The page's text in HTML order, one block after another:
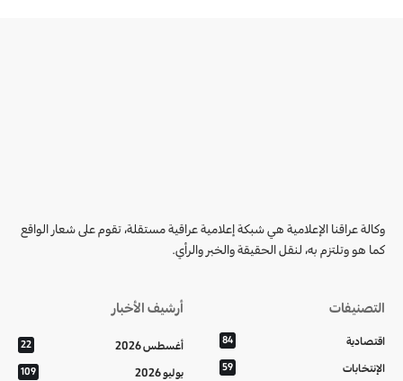
وكالة عراقنا الإعلامية هي شبكة إعلامية عراقية مستقلة، تقوم على شعار الواقع
كما هو وتلتزم به، لنقل الحقيقة والخبر والرأي.
التصنيفات
اقتصادية 84
الإنتخابات 59
أرشيف الأخبار
أغسطس 2026 22
يوليو 2026 109